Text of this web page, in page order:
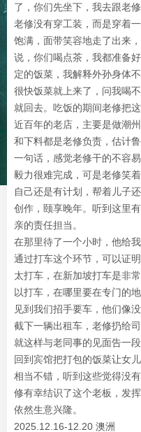
了，你们先坐下，我去跟老修
老修没有穿工装，而是穿着
饱满，面带笑容地走了出来
说，你们喝点茶，我都准备
定的饭菜，我解释外孙身体
很快饭菜就上来了，问我喝
就回去。吃饭的期间老修把
近百年的老店，主要是做潮
和下料都是老修负责，估计
一句话，感觉老修干的不容
毅力很难完成，可是老修笑
自己还是有计划，帮着儿子
创作，颐享晚年。听到这里
亲的责任担当。
在那里待了一个小时，他给
通过打车这个环节，可以证
太打车，在新加坡打车是非
以打车，在哪里要在专门的
见到我们招手要车，他们像
截下一辆出租车，老修扔给
就这样与老同事的见面告一段
回到宾馆把打包的饭菜让女
相当不错，听到这些觉得没
修有幸结识了这个老板，发
依然生意兴隆。
2025.12.16-12.20 澳洲